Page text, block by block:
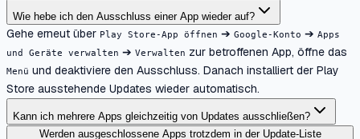
Wie hebe ich den Ausschluss einer App wieder auf?
Gehe erneut über Play Store-App öffnen ➔ Google-Konto ➔ Apps
und Geräte verwalten ➔ Verwalten zur betroffenen App, öffne das
Menü und deaktiviere den Ausschluss. Danach installiert der Play
Store ausstehende Updates wieder automatisch.
Kann ich mehrere Apps gleichzeitig von Updates ausschließen?
Werden ausgeschlossene Apps trotzdem in der Update-Liste